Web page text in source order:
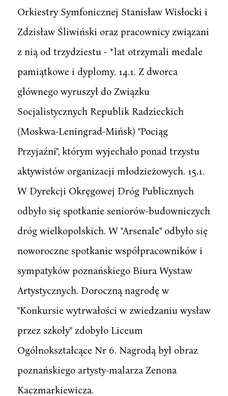
Orkiestry Symfonicznej Stanisław Wisłocki i
Zdzisław Śliwiński oraz pracownicy związani
z nią od trzydziestu - *lat otrzymali medale
pamiątkowe i dyplomy. 14.1. Z dworca
głównego wyruszył do Związku
Socjalistycznych Republik Radzieckich
(Moskwa-Leningrad-Mińsk) "Pociąg
Przyjaźni", którym wyjechało ponad trzystu
aktywistów organizacji młodzieżowych. 15.1.
W Dyrekcji Okręgowej Dróg Publicznych
odbyło się spotkanie seniorów-budowniczych
dróg wielkopolskich. W "Arsenale" odbyło się
noworoczne spotkanie współpracowników i
sympatyków poznańskiego Biura Wystaw
Artystycznych. Doroczną nagrodę w
"Konkursie wytrwałości w zwiedzaniu wysław
przez szkoły" zdobyło Liceum
Ogólnokształcące Nr 6. Nagrodą był obraz
poznańskiego artysty-malarza Zenona
Kaczmarkiewicza.